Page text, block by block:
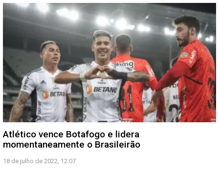
Atlético vence Botafogo e lidera
momentaneamente o Brasileirão
18 de julho de 2022, 12:07